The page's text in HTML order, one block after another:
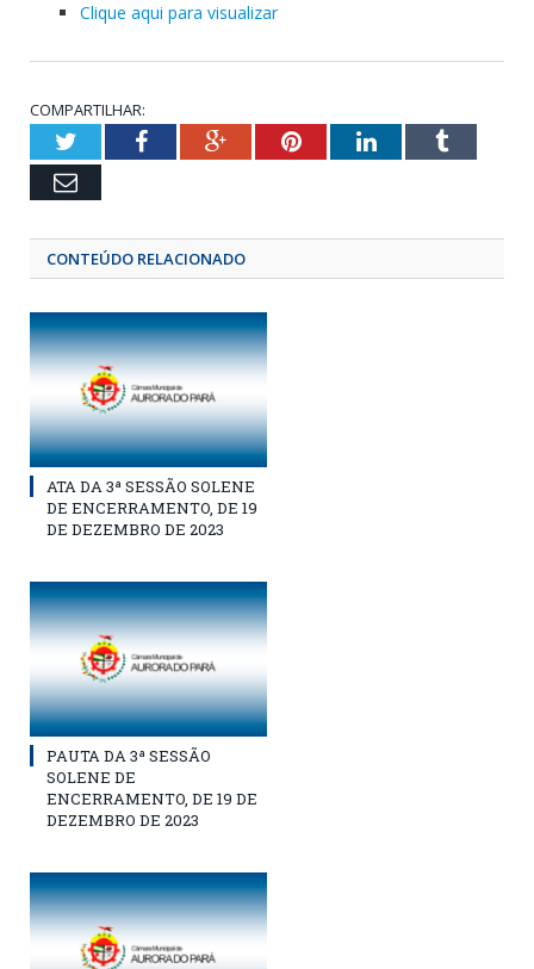
Clique aqui para visualizar
COMPARTILHAR:
TwitterFacebookGoogle+PinterestLinkedInTumblr
Email
CONTEÚDO RELACIONADO
ATA DA 3ª SESSÃO SOLENE
DE ENCERRAMENTO, DE 19
DE DEZEMBRO DE 2023
PAUTA DA 3ª SESSÃO
SOLENE DE
ENCERRAMENTO, DE 19 DE
DEZEMBRO DE 2023